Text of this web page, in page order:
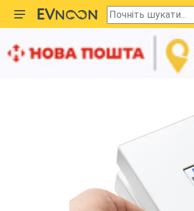
Головна Зарядні станції Настінні